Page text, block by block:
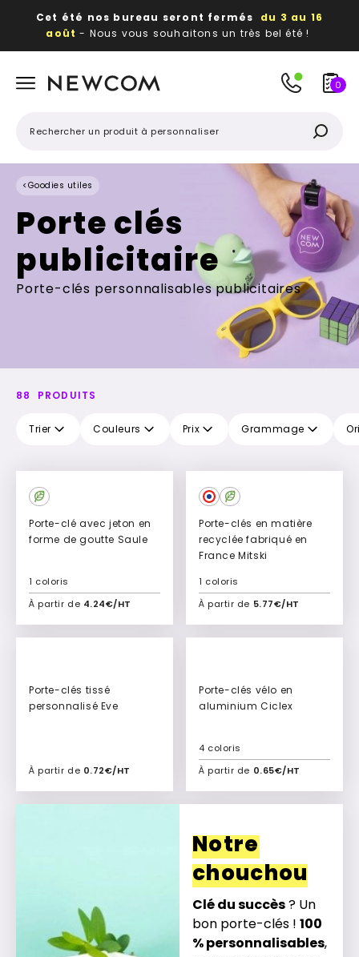
Cet été nos bureau seront fermés du 3 au 16
août - Nous vous souhaitons un très bel été !
publicitaires
0
< Goodies utiles
Porte clés
publicitaire
Porte-clés personnalisables publicitaires
88 PRODUITS
Trier Couleurs Prix Grammage
Culte
Porte-clé avec jeton en
forme de goutte Saule
À partir de 4.24€/HT
1 coloris
Ajouter à mon devis
Culte
Porte-clés en matière
recyclée fabriqué en
France Mitski
À partir de 5.77€/HT
1 coloris
Ajouter à mon devis
Porte-clés tissé
personnalisé Eve
À partir de 0.72€/HT
Ajouter à mon devis
Porte-clés vélo en
aluminium Ciclex
À partir de 0.65€/HT
4 coloris
Ajouter à mon devis
Notre
chouchou
Clé du succès? Un
bon porte-clés ! 100
% personnalisables,